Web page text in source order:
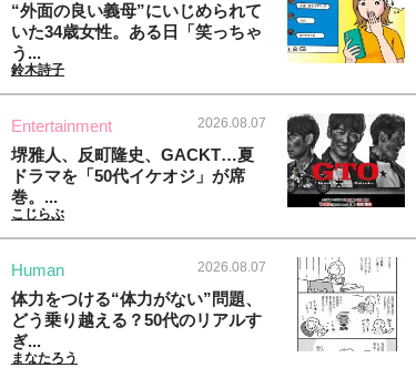
“外面の良い義母”にいじめられて
いた34歳女性。ある日「笑っちゃ
う...
鈴木詩子
Entertainment 2026.08.07
堺雅人、反町隆史、GACKT…夏
ドラマを「50代イケオジ」が席
巻。...
こじらぶ
Human 2026.08.07
体力をつける“体力がない”問題、
どう乗り越える？50代のリアルす
ぎ...
まなたろう